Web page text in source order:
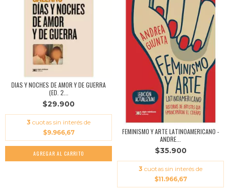
DIAS Y NOCHES DE AMOR Y DE GUERRA
(ED. 2...
$29.900
3 cuotas sin interés de
$9.966,67
FEMINISMO Y ARTE LATINOAMERICANO -
ANDRE...
$35.900
3 cuotas sin interés de
$11.966,67